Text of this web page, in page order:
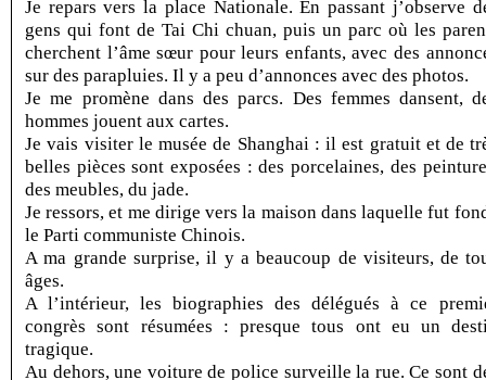
Je repars vers la place Nationale. En passant j’observe
gens qui font de Tai Chi chuan, puis un parc où les
cherchent l’âme sœur pour leurs enfants, avec des
sur des parapluies. Il y a peu d’annonces avec des photos.
Je me promène dans des parcs. Des femmes dansent,
hommes jouent aux cartes.
Je vais visiter le musée de Shanghai : il est gratuit et de
belles pièces sont exposées : des porcelaines, des
des meubles, du jade.
Je ressors, et me dirige vers la maison dans laquelle fut
le Parti communiste Chinois.
A ma grande surprise, il y a beaucoup de visiteurs, de
âges.
A l’intérieur, les biographies des délégués à ce
congrès sont résumées : presque tous ont eu un
tragique.
Au dehors, une voiture de police surveille la rue. Ce sont